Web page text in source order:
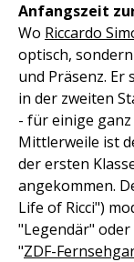
Anfangszeit
Wo Riccardo
optisch,
und Präsenz. Er
in der zweiten
- für einige
Mittlerweile ist
der ersten
angekommen.
Life of Ricci")
"Legendär"
"ZDF-